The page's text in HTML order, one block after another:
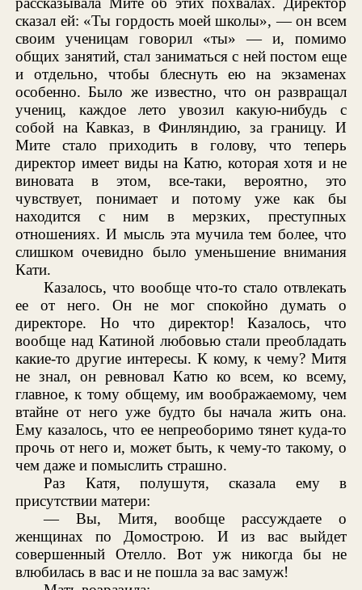
сказал ей: «Ты гордость моей школы», — он всем
своим ученицам говорил «ты» — и, помимо
общих занятий, стал заниматься с ней постом еще
и отдельно, чтобы блеснуть ею на экзаменах
особенно. Было же известно, что он развращал
учениц, каждое лето увозил какую-нибудь с
собой на Кавказ, в Финляндию, за границу. И
Мите стало приходить в голову, что теперь
директор имеет виды на Катю, которая хотя и не
виновата в этом, все-таки, вероятно, это
чувствует, понимает и потому уже как бы
находится с ним в мерзких, преступных
отношениях. И мысль эта мучила тем более, что
слишком очевидно было уменьшение внимания
Кати.
Казалось, что вообще что-то стало отвлекать
ее от него. Он не мог спокойно думать о
директоре. Но что директор! Казалось, что
вообще над Катиной любовью стали преобладать
какие-то другие интересы. К кому, к чему? Митя
не знал, он ревновал Катю ко всем, ко всему,
главное, к тому общему, им воображаемому, чем
втайне от него уже будто бы начала жить она.
Ему казалось, что ее непреоборимо тянет куда-то
прочь от него и, может быть, к чему-то такому, о
чем даже и помыслить страшно.
Раз Катя, полушутя, сказала ему в
присутствии матери:
— Вы, Митя, вообще рассуждаете о
женщинах по Домострою. И из вас выйдет
совершенный Отелло. Вот уж никогда бы не
влюбилась в вас и не пошла за вас замуж!